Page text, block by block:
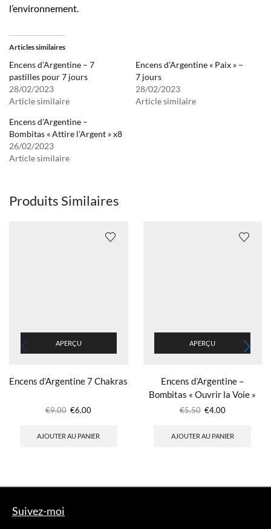
l’environnement.
Articles similaires
Encens d’Argentine – 7
pastilles pour 7 jours
28/02/2023
Article similaire
Encens d’Argentine « Paix » –
7 jours
28/02/2023
Article similaire
Encens d’Argentine –
Bombitas « Attire l’Argent » x8
26/02/2023
Article similaire
Produits Similaires
APERÇU
Encens d’Argentine 7 Chakras
€9.00 €6.00
AJOUTER AU PANIER
APERÇU
Encens d’Argentine –
Bombitas « Ouvrir la Voie »
€5.50 €4.00
AJOUTER AU PANIER
Suivez-moi